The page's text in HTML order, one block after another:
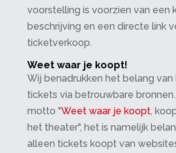
voorstelling is voorzien van een
beschrijving en een directe link
ticketverkoop.
Weet waar je koopt!
Wij benadrukken het belang
tickets via betrouwbare
motto "Weet waar je koopt,
het theater", het is namelijk
alleen tickets koopt van